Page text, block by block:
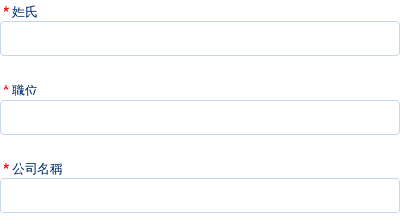
姓氏
職位
公司名稱